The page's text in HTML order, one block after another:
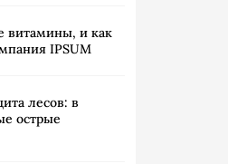
витамины, и как
IPSUM
лесов: в
острые